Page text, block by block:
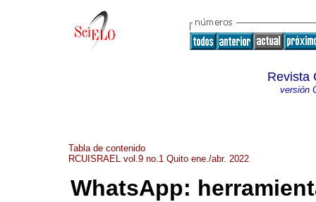
Revista
versión
Tabla de contenido
RCUISRAEL vol.9 no.1 Quito ene./abr. 2022
WhatsApp: